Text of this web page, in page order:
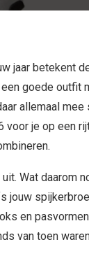
jaar betekent
goede outfit
allemaal
je op een
Wat daarom
en
van toen